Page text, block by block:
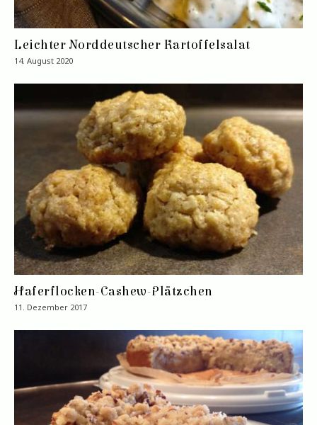
Leichter Norddeutscher Kartoffelsalat
14. August 2020
Haferflocken-Cashew-Plätzchen
11. Dezember 2017